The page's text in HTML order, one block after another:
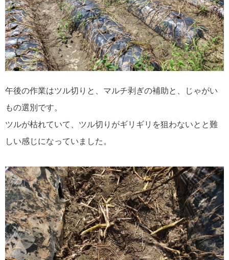
午後の作業はツル切りと、マルチ剥ぎの補助と、じゃがい
もの選別です。
ツルが枯れていて、ツル切りがギリギリを狙わないとと難
しい感じになっていました。